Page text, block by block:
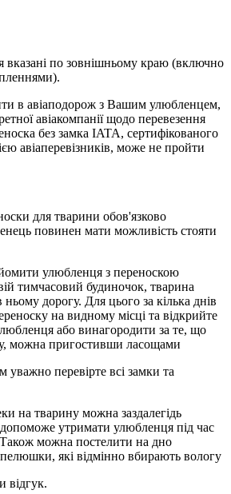
вказані по зовнішньому краю (включно
в авіаподорож з Вашим улюбленцем,
авіакомпанії щодо перевезення
без замка IATA, сертифікованого
авіаперевізників, може не пройти
для тварини обов'язково
повинен мати можливість стояти
улюбленця з переноскою
тимчасовий будиночок, тварина
дорогу. Для цього за кілька днів
на видному місці та відкрийте
або винагородити за те, що
можна пригостивши ласощами
перевірте всі замки та
на тварину можна заздалегідь
утримати улюбленця під час
можна постелити на дно
які відмінно вбирають вологу
відгук.